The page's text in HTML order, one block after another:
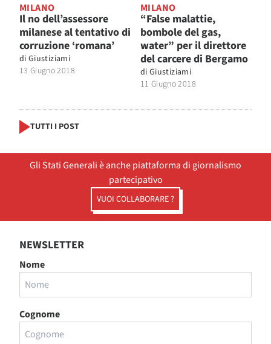
MILANO
Il no dell’assessore
milanese al tentativo di
corruzione ‘romana’
di Giustiziami
13 Giugno 2018
MILANO
“False malattie,
bombole del gas,
water” per il direttore
del carcere di Bergamo
di Giustiziami
11 Giugno 2018
TUTTI I POST
Gli Stati Generali è anche piattaforma di giornalismo
partecipativo
VUOI COLLABORARE ?
NEWSLETTER
Nome
Cognome